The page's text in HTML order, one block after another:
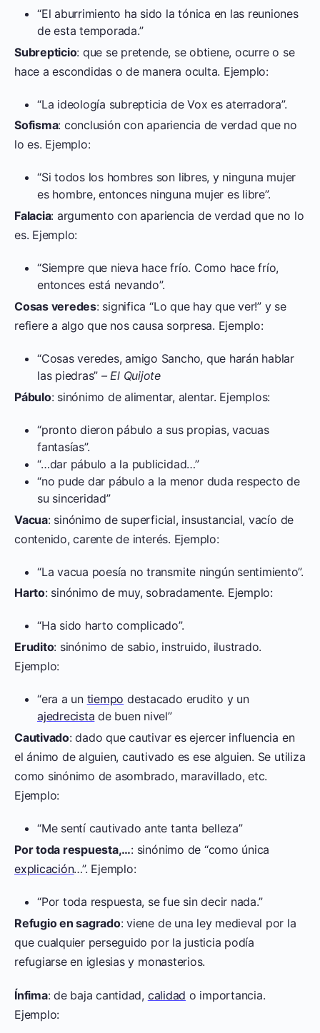
“El aburrimiento ha sido la tónica en las reuniones
de esta temporada.”
Subrepticio: que se pretende, se obtiene, ocurre o se
hace a escondidas o de manera oculta. Ejemplo:
“La ideología subrepticia de Vox es aterradora”.
Sofisma: conclusión con apariencia de verdad que no
lo es. Ejemplo:
“Si todos los hombres son libres, y ninguna mujer
es hombre, entonces ninguna mujer es libre”.
Falacia: argumento con apariencia de verdad que no lo
es. Ejemplo:
“Siempre que nieva hace frío. Como hace frío,
entonces está nevando”.
Cosas veredes: significa “Lo que hay que ver!” y se
refiere a algo que nos causa sorpresa. Ejemplo:
“Cosas veredes, amigo Sancho, que harán hablar
las piedras” – El Quijote
Pábulo: sinónimo de alimentar, alentar. Ejemplos:
“pronto dieron pábulo a sus propias, vacuas
fantasías”.
“…dar pábulo a la publicidad…”
“no pude dar pábulo a la menor duda respecto de
su sinceridad”
Vacua: sinónimo de superficial, insustancial, vacío de
contenido, carente de interés. Ejemplo:
“La vacua poesía no transmite ningún sentimiento”.
Harto: sinónimo de muy, sobradamente. Ejemplo:
“Ha sido harto complicado”.
Erudito: sinónimo de sabio, instruido, ilustrado.
Ejemplo:
“era a un tiempo destacado erudito y un
ajedrecista de buen nivel”
Cautivado: dado que cautivar es ejercer influencia en
el ánimo de alguien, cautivado es ese alguien. Se utiliza
como sinónimo de asombrado, maravillado, etc.
Ejemplo:
“Me sentí cautivado ante tanta belleza”
Por toda respuesta,…: sinónimo de “como única
explicación…”. Ejemplo:
“Por toda respuesta, se fue sin decir nada.”
Refugio en sagrado: viene de una ley medieval por la
que cualquier perseguido por la justicia podía
refugiarse en iglesias y monasterios.
Ínfima: de baja cantidad, calidad o importancia.
Ejemplo: